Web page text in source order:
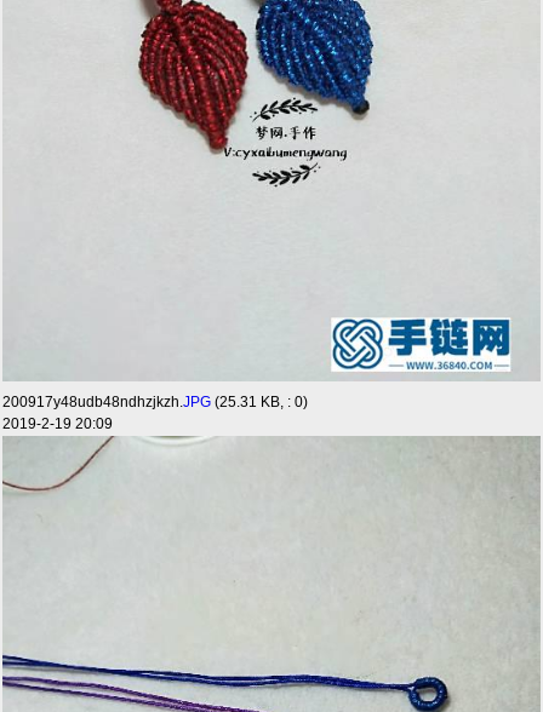
200917y48udb48ndhzjkzh.JPG (25.31 KB, : 0)
2019-2-19 20:09